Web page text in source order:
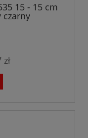
15 - 15 cm
czarny